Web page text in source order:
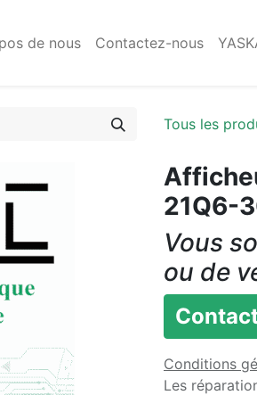
de nous Contactez-nous
Tous les
21Q6-
Vous
ou de
Conditions
Les